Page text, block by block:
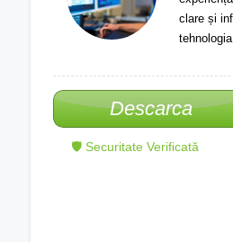
clare și
Descarca
🛡 Securitate Verificată